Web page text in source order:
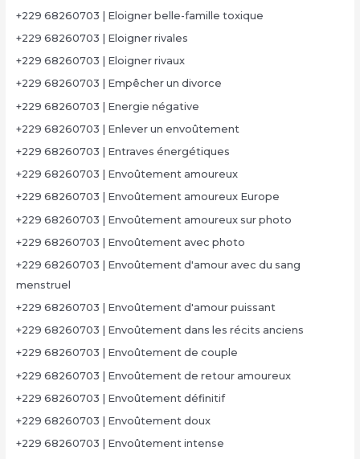
+229 68260703 | Eloigner belle-famille toxique
+229 68260703 | Eloigner rivales
+229 68260703 | Eloigner rivaux
+229 68260703 | Empêcher un divorce
+229 68260703 | Energie négative
+229 68260703 | Enlever un envoûtement
+229 68260703 | Entraves énergétiques
+229 68260703 | Envoûtement amoureux
+229 68260703 | Envoûtement amoureux Europe
+229 68260703 | Envoûtement amoureux sur photo
+229 68260703 | Envoûtement avec photo
+229 68260703 | Envoûtement d'amour avec du sang
menstruel
+229 68260703 | Envoûtement d'amour puissant
+229 68260703 | Envoûtement dans les récits anciens
+229 68260703 | Envoûtement de couple
+229 68260703 | Envoûtement de retour amoureux
+229 68260703 | Envoûtement définitif
+229 68260703 | Envoûtement doux
+229 68260703 | Envoûtement intense